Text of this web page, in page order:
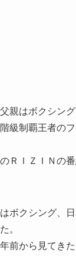
親はボクシング
級制覇王者の
ＲＩＺＩＮの
ボクシング、
。
前から見てき